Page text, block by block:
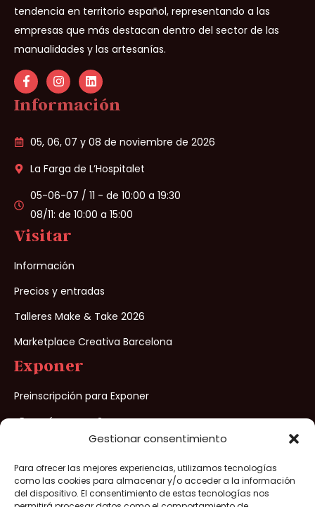
Gestionar consentimiento
Para ofrecer las mejores experiencias, utilizamos tecnologías
como las cookies para almacenar y/o acceder a la información
del dispositivo. El consentimiento de estas tecnologías nos
tendencia en territorio español, representando a las
empresas que más destacan dentro del sector de las
manualidades y las artesanías.
Información
05, 06, 07 y 08 de noviembre de 2026
La Farga de L’Hospitalet
05-06-07 / 11 - de 10:00 a 19:30
08/11: de 10:00 a 15:00
Visitar
Información
Precios y entradas
Talleres Make & Take 2026
Marketplace Creativa Barcelona
Exponer
Preinscripción para Exponer
¿Porqué exponer?
Creativa Barcelona® 2026 – Todos los derechos reservados –
Aviso legal/Política de privacidad/Política de cookies